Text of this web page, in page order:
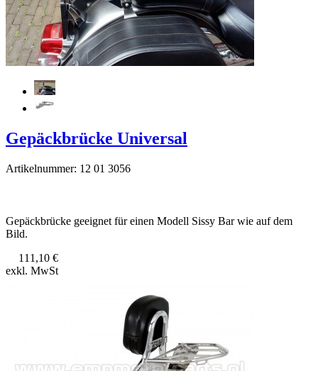
Gepäckbrücke Universal
Artikelnummer: 12 01 3056
Gepäckbrücke geeignet für einen Modell Sissy Bar wie auf dem
Bild.
111,10 €
exkl. MwSt